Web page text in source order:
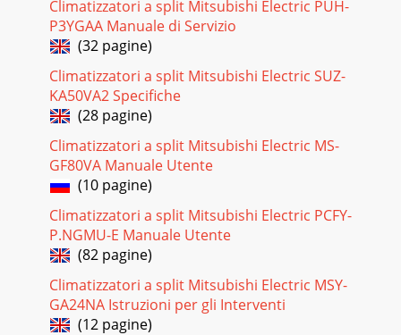
Climatizzatori a split Mitsubishi Electric PUH-
P3YGAA Manuale di Servizio
(32 pagine)
Climatizzatori a split Mitsubishi Electric SUZ-
KA50VA2 Specifiche
(28 pagine)
Climatizzatori a split Mitsubishi Electric MS-
GF80VA Manuale Utente
(10 pagine)
Climatizzatori a split Mitsubishi Electric PCFY-
P.NGMU-E Manuale Utente
(82 pagine)
Climatizzatori a split Mitsubishi Electric MSY-
GA24NA Istruzioni per gli Interventi
(12 pagine)